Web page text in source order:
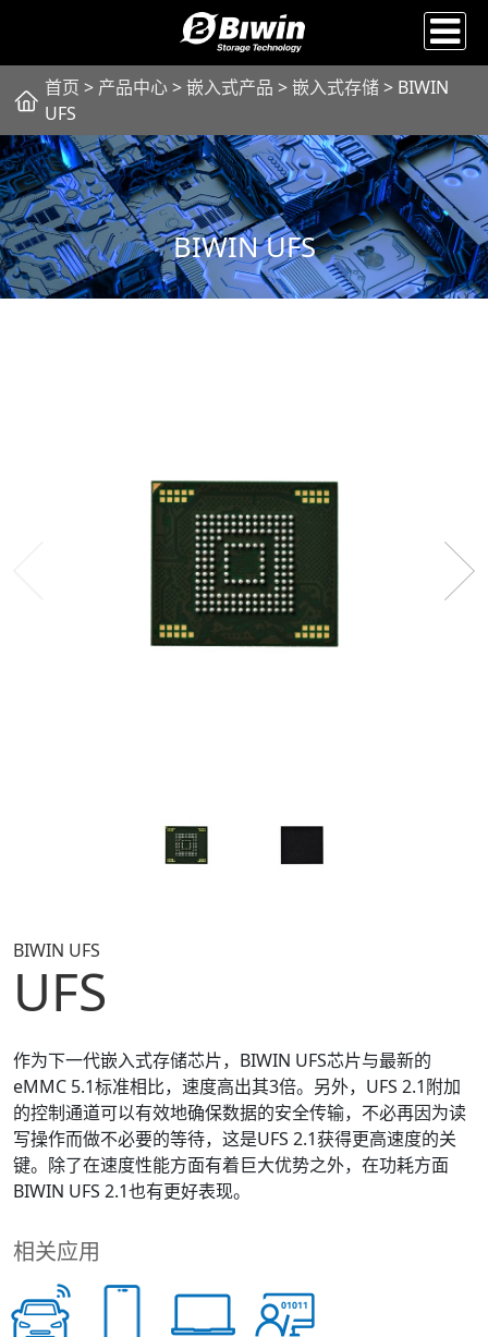
首页 > 产品中心>嵌入式产品 >嵌入式存储> BIWIN
UFS
BIWIN UFS
BIWIN UFS
UFS
作为下一代嵌入式存储芯片，BIWIN UFS芯片与最新的
eMMC 5.1标准相比，速度高出其3倍。另外，UFS 2.1附加
的控制通道可以有效地确保数据的安全传输，不必再因为读
写操作而做不必要的等待，这是UFS 2.1获得更高速度的关
键。除了在速度性能方面有着巨大优势之外，在功耗方面
BIWIN UFS 2.1也有更好表现。
相关应用